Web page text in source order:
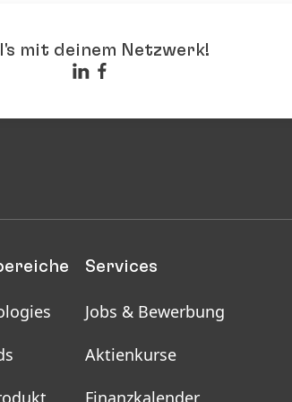
mit deinem Netzwerk!
Services
Jobs & Bewerbung
Aktienkurse
Finanzkalender